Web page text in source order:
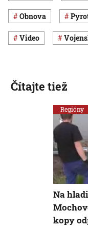
obnova
Video
Čítajte tiež
Regióny
Na
kopy